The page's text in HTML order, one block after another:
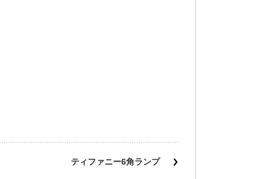
ティファニー6角ランプ